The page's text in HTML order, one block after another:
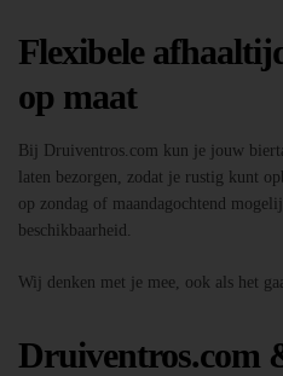
Flexibele
op maat
Bij Druiventros.com kun je jouw
laten bezorgen, zodat je rustig kunt
op zondag of maandagochtend
beschikbaarheid.
Wij denken met je mee, ook als het
Druiventros.com